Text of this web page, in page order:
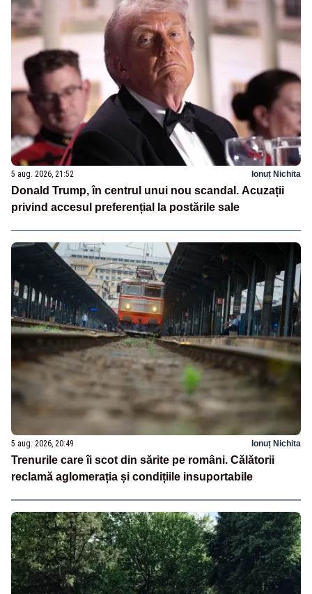
5 aug. 2026, 21:52 Ionuț Nichita
Donald Trump, în centrul unui nou scandal. Acuzații
privind accesul preferențial la postările sale
5 aug. 2026, 20:49 Ionuț Nichita
Trenurile care îi scot din sărite pe români. Călătorii
reclamă aglomerația și condițiile insuportabile